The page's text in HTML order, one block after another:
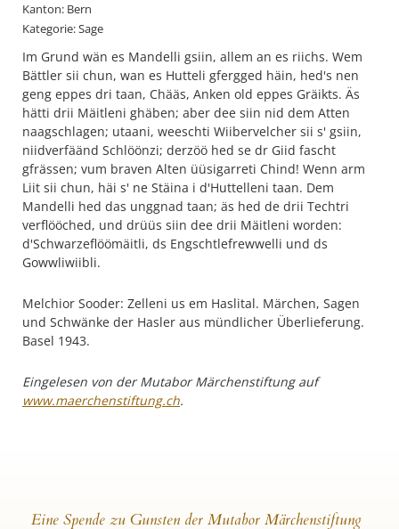
Kanton: Bern
Kategorie: Sage
Im Grund wän es Mandelli gsiin, allem an es riichs. Wem
Bättler sii chun, wan es Hutteli gfergged häin, hed's nen
geng eppes dri taan, Chääs, Anken old eppes Gräikts. Äs
hätti drii Mäitleni ghäben; aber dee siin nid dem Atten
naagschlagen; utaani, weeschti Wiibervelcher sii s' gsiin,
niidverfäänd Schlöönzi; derzöö hed se dr Giid fascht
gfrässen; vum braven Alten üüsigarreti Chind! Wenn arm
Liit sii chun, häi s' ne Stäina i d'Huttelleni taan. Dem
Mandelli hed das unggnad taan; äs hed de drii Techtri
verflööched, und drüüs siin dee drii Mäitleni worden:
d'Schwarzeflöömäitli, ds Engschtlefrewwelli und ds
Gowwliwiibli.
Melchior Sooder: Zelleni us em Haslital. Märchen, Sagen
und Schwänke der Hasler aus mündlicher Überlieferung.
Basel 1943.
Eingelesen von der Mutabor Märchenstiftung auf
www.maerchenstiftung.ch.
Eine Spende zu Gunsten der Mutabor Märchenstiftung